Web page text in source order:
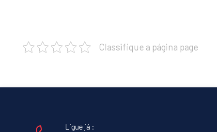
Classifique a página page
Ligue já :